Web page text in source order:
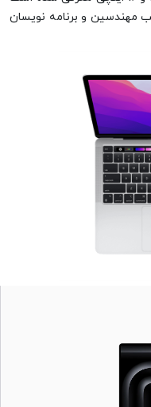
مهندسین و برنامه نویسان